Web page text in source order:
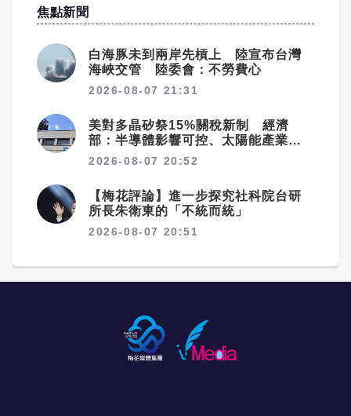
焦點新聞
白海豚未到兩岸先槓上 陸宣布台灣
海峽交管 陸委會：不勞費心
2026-08-07 21:31
美對多晶矽祭15%關稅新制 經濟
部：半導體影響可控、太陽能產業衝
擊有限
2026-08-07 20:52
【梅花評論】進一步探究社科院台研
所長朱衛東的「不統而統」
2026-08-07 20:51